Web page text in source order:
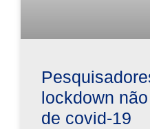
lockdown
de covid-19